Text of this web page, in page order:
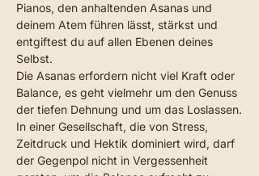
Pianos, den anhaltenden Asanas und
deinem Atem führen lässt, stärkst und
entgiftest du auf allen Ebenen deines
Selbst.
Die Asanas erfordern nicht viel Kraft oder
Balance, es geht vielmehr um den Genuss
der tiefen Dehnung und um das Loslassen.
In einer Gesellschaft, die von Stress,
Zeitdruck und Hektik dominiert wird, darf
der Gegenpol nicht in Vergessenheit